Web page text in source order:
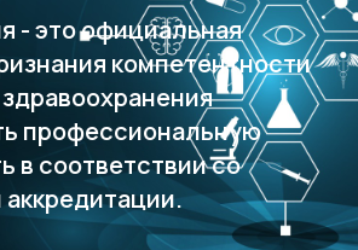
- это официальная
компетентности
профессиональную
в соответствии со